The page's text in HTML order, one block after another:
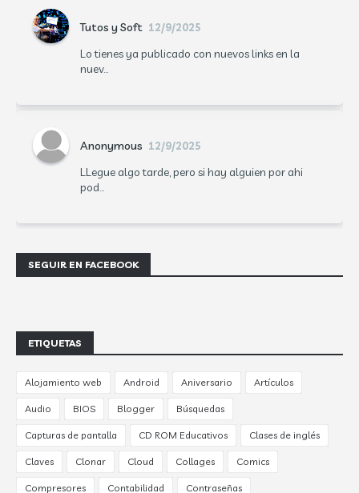
Tutos y Soft 12/9/2025
Lo tienes ya publicado con nuevos links en la
nuev...
Anonymous 12/9/2025
LLegue algo tarde, pero si hay alguien por ahi
pod...
SEGUIR EN FACEBOOK
ETIQUETAS
Alojamiento web Android Aniversario Artículos
Audio BIOS Blogger Búsquedas
Capturas de pantalla CD ROM Educativos Clases de inglés
Claves Clonar Cloud Collages Comics
Compresores Contabilidad Contraseñas